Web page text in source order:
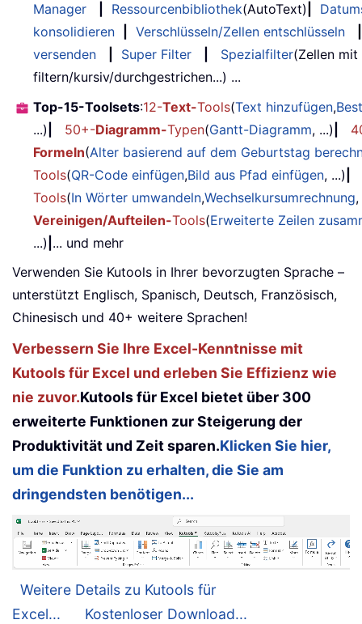
Manager
Ressourcenbibliothek(AutoText)
konsolidieren
Verschlüsseln/Zellen entschlüsseln
versenden
Super Filter Spezialfilter(Zellen
filtern/kursiv/durchgestrichen...) ...
Top-15-Toolsets:12-Text-Tools(Text hinzufügen,
...)
50+-Diagramm-Typen(Gantt-Diagramm, ...)
Formeln(Alter basierend auf dem Geburtstag
Tools(QR-Code einfügen,Bild aus Pfad einfügen, ...)
Tools(In Wörter umwandeln,Wechselkursumrechnung
Vereinigen/Aufteilen-Tools(Erweiterte Zeilen
...) ... und mehr
Verwenden Sie Kutools in Ihrer bevorzugten Sprache –
unterstützt Englisch, Spanisch, Deutsch, Französisch,
Chinesisch und 40+ weitere Sprachen!
Verbessern Sie Ihre Excel-Kenntnisse mit
Kutools für Excel und erleben Sie Effizienz wie
nie zuvor.Kutools für Excel bietet über 300
erweiterte Funktionen zur Steigerung der
Produktivität und Zeit sparen.Klicken Sie hier,
um die Funktion zu erhalten, die Sie am
dringendsten benötigen...
Weitere Details zu Kutools für
Excel...
Kostenloser Download...